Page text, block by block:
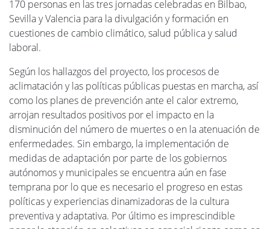
170 personas en las tres jornadas celebradas en Bilbao,
Sevilla y Valencia para la divulgación y formación en
cuestiones de cambio climático, salud pública y salud
laboral.
Según los hallazgos del proyecto, los procesos de
aclimatación y las políticas públicas puestas en marcha, así
como los planes de prevención ante el calor extremo,
arrojan resultados positivos por el impacto en la
disminución del número de muertes o en la atenuación de
enfermedades. Sin embargo, la implementación de
medidas de adaptación por parte de los gobiernos
autónomos y municipales se encuentra aún en fase
temprana por lo que es necesario el progreso en estas
políticas y experiencias dinamizadoras de la cultura
preventiva y adaptativa. Por último es imprescindible